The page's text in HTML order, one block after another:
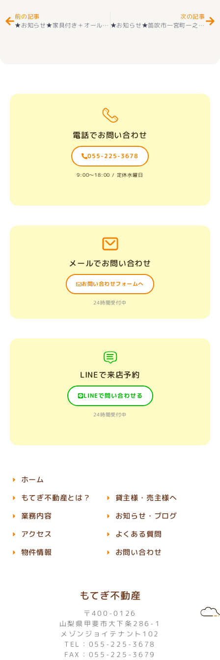
前の記事
★お知らせ★家具付き＋オール電化 甲斐市中下条新築 平屋戸建 耐震２×４工法 敷島小学区＋敷島中学区 好評販売中(^^♪
次の記事
★お知らせ★笛吹市一宮町一之宮 物件ご契約ありがとうございます(^_-)-☆
電話でお問い合わせ
055-225-3678
9:00〜18:00 / 定休水曜日
メールでお問い合わせ
お問い合わせフォームへ
24時間受付中
LINEで来店予約
LINEで問い合わせる
24時間受付中
もてぎ不動産
〒400-0126
山梨県甲斐市大下条286-1
メゾンジョイテナント102
TEL：055-225-3678
FAX：055-225-3679
ホーム
もてぎ不動産とは？
業務内容
アクセス
物件情報
貸主様・売主様へ
お知らせ・ブログ
よくある質問
お問い合わせ